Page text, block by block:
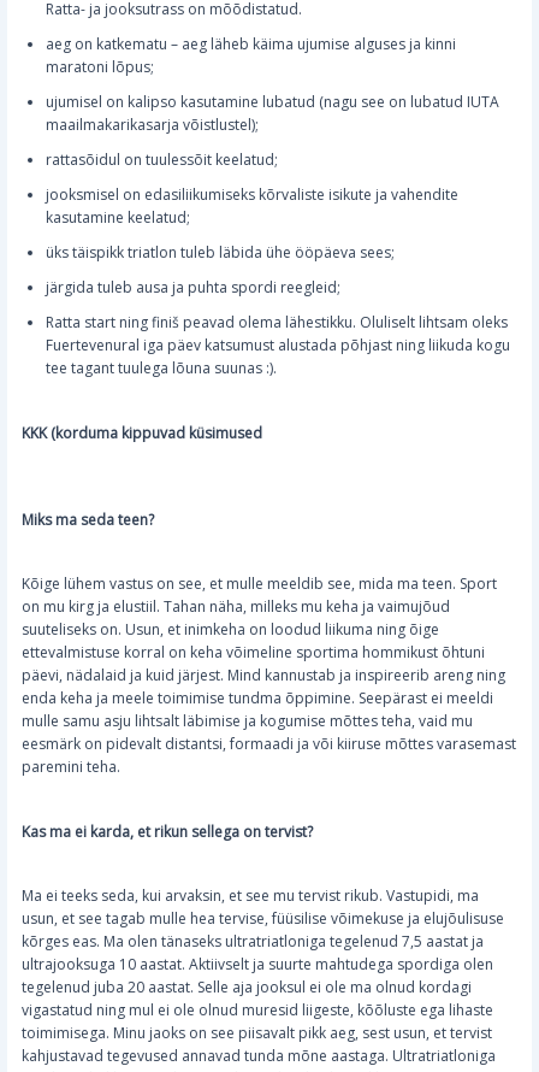
Ratta- ja jooksutrass on mõõdistatud.
aeg on katkematu – aeg läheb käima ujumise alguses ja kinni
maratoni lõpus;
ujumisel on kalipso kasutamine lubatud (nagu see on lubatud IUTA
maailmakarikasarja võistlustel);
rattasõidul on tuulessõit keelatud;
jooksmisel on edasiliikumiseks kõrvaliste isikute ja vahendite
kasutamine keelatud;
üks täispikk triatlon tuleb läbida ühe ööpäeva sees;
järgida tuleb ausa ja puhta spordi reegleid;
Ratta start ning finiš peavad olema lähestikku. Oluliselt lihtsam oleks
Fuertevenural iga päev katsumust alustada põhjast ning liikuda kogu
tee tagant tuulega lõuna suunas :).
KKK (korduma kippuvad küsimused
Miks ma seda teen?
Kõige lühem vastus on see, et mulle meeldib see, mida ma teen. Sport
on mu kirg ja elustiil. Tahan näha, milleks mu keha ja vaimujõud
suuteliseks on. Usun, et inimkeha on loodud liikuma ning õige
ettevalmistuse korral on keha võimeline sportima hommikust õhtuni
päevi, nädalaid ja kuid järjest. Mind kannustab ja inspireerib areng ning
enda keha ja meele toimimise tundma õppimine. Seepärast ei meeldi
mulle samu asju lihtsalt läbimise ja kogumise mõttes teha, vaid mu
eesmärk on pidevalt distantsi, formaadi ja või kiiruse mõttes varasemast
paremini teha.
Kas ma ei karda, et rikun sellega on tervist?
Ma ei teeks seda, kui arvaksin, et see mu tervist rikub. Vastupidi, ma
usun, et see tagab mulle hea tervise, füüsilise võimekuse ja elujõulisuse
kõrges eas. Ma olen tänaseks ultratriatloniga tegelenud 7,5 aastat ja
ultrajooksuga 10 aastat. Aktiivselt ja suurte mahtudega spordiga olen
tegelenud juba 20 aastat. Selle aja jooksul ei ole ma olnud kordagi
vigastatud ning mul ei ole olnud muresid liigeste, kõõluste ega lihaste
toimimisega. Minu jaoks on see piisavalt pikk aeg, sest usun, et tervist
kahjustavad tegevused annavad tunda mõne aastaga. Ultratriatloniga